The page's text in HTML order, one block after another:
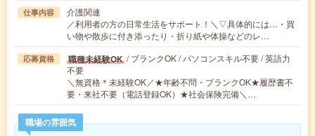
仕事内容
介護関連
／利用者の方の日常生活をサポート！＼▽具体的には…・買
い物や散歩に付き添ったり・折り紙や体操などのレ…
応募資格 職種未経験OK / ブランクOK / パソコンスキル不要 / 英語力
不要
＼無資格＊未経験OK／★年齢不問・ブランクOK★履歴書不
要・来社不要（電話登録OK）★社会保険完備＼…
職場の雰囲気